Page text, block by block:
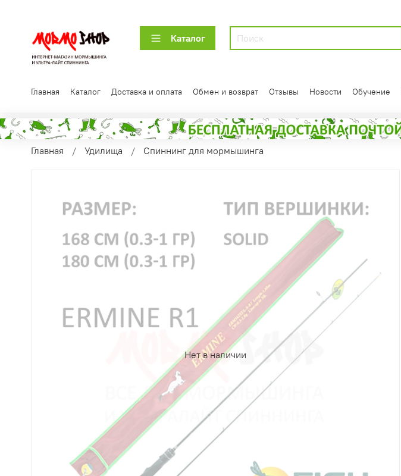
Каталог
Главная Каталог Доставка и оплата Обмен и возврат Отзывы Новости Обучение
Главная Удилища Спиннинг для мормышинга
Нет в наличии